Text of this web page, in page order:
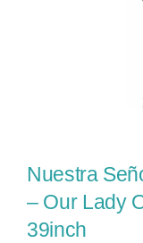
Nuestra
– Our Lady
39inch